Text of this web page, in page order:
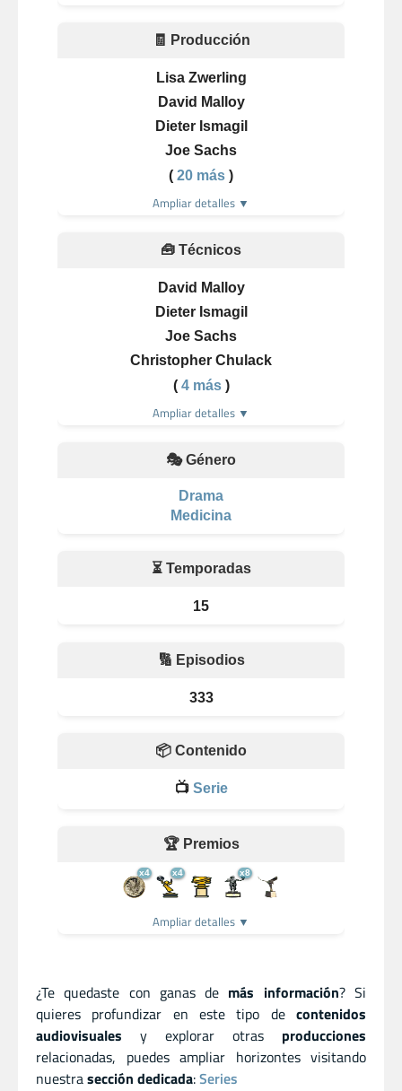
🧾 Producción
Lisa Zwerling
David Malloy
Dieter Ismagil
Joe Sachs
( 20 más )
Ampliar detalles ▼
🧰 Técnicos
David Malloy
Dieter Ismagil
Joe Sachs
Christopher Chulack
( 4 más)
Ampliar detalles ▼
🎭 Género
Drama
Medicina
⏳ Temporadas
15
🔢 Episodios
333
📦 Contenido
📺 Serie
🏆 Premios
x4 x4 x8
Ampliar detalles ▼
¿Te quedaste con ganas de más información? Si
quieres profundizar en este tipo de contenidos
audiovisuales y explorar otras producciones
relacionadas, puedes ampliar horizontes visitando
nuestrasección dedicada:Series